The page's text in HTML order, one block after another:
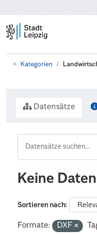
Kategorien
Datensätze
Keine
Sortieren nach
Formate: DXF